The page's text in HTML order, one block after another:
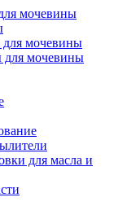
мочевины
для мочевины
для мочевины
для масла и